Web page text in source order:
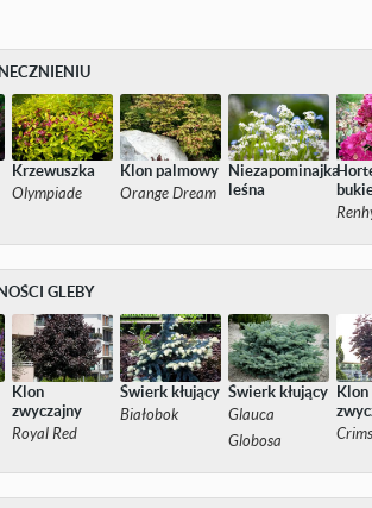
Krzewuszka
Olympiade
Klon palmowy
Orange Dream
Niezapominajka
leśna
GLEBY
Klon
zwyczajny
Royal Red
Świerk kłujący
Białobok
Świerk kłujący
Glauca
Globosa
Klon